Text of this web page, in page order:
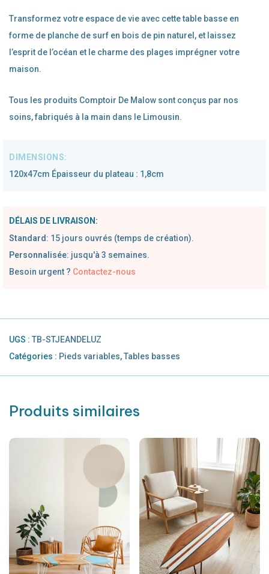
Transformez votre espace de vie avec cette table basse en
forme de planche de surf en bois de pin naturel, et laissez
l’esprit de l’océan et le charme des plages imprégner votre
maison.
Tous les produits Comptoir De Malow sont conçus par nos
soins, fabriqués à la main dans le Limousin.
120x47cm Épaisseur du plateau : 1,8cm
DÉLAIS DE LIVRAISON:
Standard : 1 5 jours ouvrés (temps de création).
Personnalisée: jusqu'à 3 semaines.
Besoin urgent ? Contactez-nous
UGS : TB-STJEANDELUZ
Catégories : Pieds variables,Tables basses
Produits similaires